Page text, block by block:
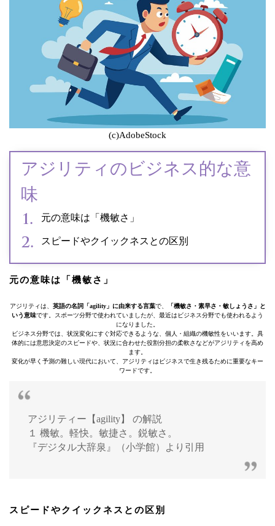
(c)AdobeStock
アジリティのビジネス的な意
味
元の意味は「機敏さ」
スピードやクイックネスとの区別
元の意味は「機敏さ」
アジリティは、 英語の名詞「agility」に由来する言葉で、
「機敏さ・素早さ・敏しょうさ」と
いう意味です。スポーツ分野で使われていましたが、最近はビジネス分野でも使われるよう
になりました。
ビジネス分野では、状況変化にすぐ対応できるような、個人・組織の機敏性をいいます。具
体的には意思決定のスピードや、状況に合わせた役割分担の柔軟さなどがアジリティを高め
ます。
変化が早く予測の難しい現代において、アジリティはビジネスで生き残るために重要なキー
ワードです。
アジリティー【agility】 の解説
１ 機敏。軽快。敏捷さ。鋭敏さ。
『デジタル大辞泉』（小学館）より引用
スピードやクイックネスとの区別